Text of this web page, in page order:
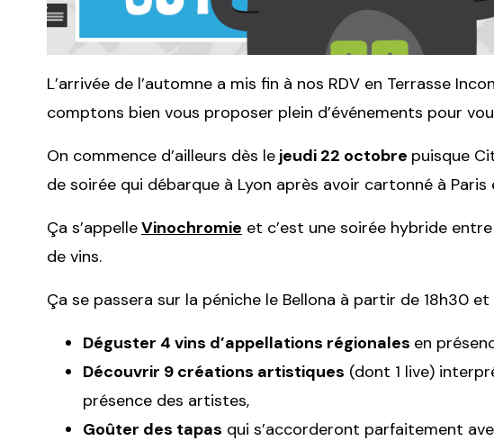
L’arrivée de l’automne a mis fin à nos RDV en Terrasse
comptons bien vous proposer plein d’événements pour
On commence d’ailleurs dès le jeudi 22 octobre puisque
de soirée qui débarque à Lyon après avoir cartonné à Paris
Ça s’appelleVinochromie et c’est une soirée hybride
de vins.
Ça se passera sur la péniche le Bellona à partir de 18h30
Déguster 4 vins d’appellations régionales en
Découvrir 9 créations artistiques (dont 1 live)
présence des artistes,
Goûter des tapas qui s’accorderont parfaitement